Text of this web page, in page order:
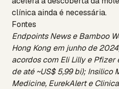
clínica ainda é necessária.
Fontes
Endpoints News e Bamboo
Hong Kong em junho de
acordos com Eli Lilly e Pfizer
de até ~US$ 5,99 bi); Insilico
Medicine, EurekAlert e